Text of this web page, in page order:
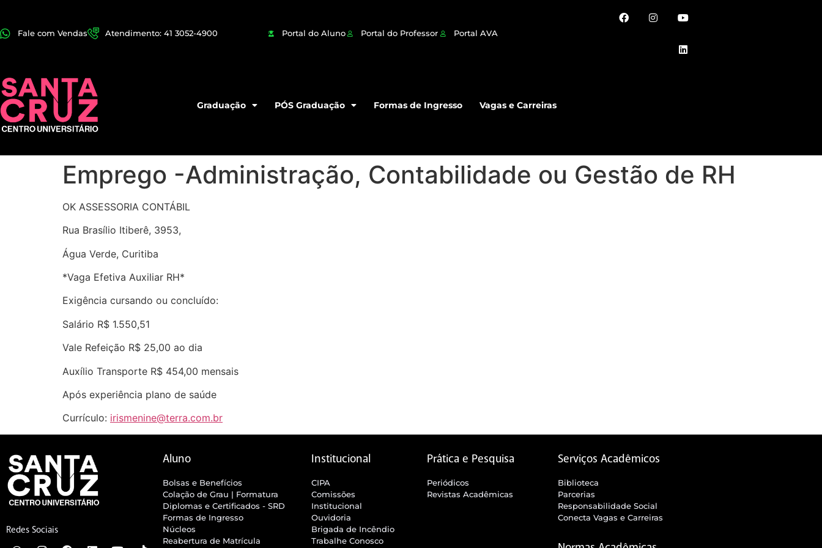
Fale com Vendas Atendimento: 41 3052-4900 Portal do Aluno Portal do Professor Portal AVA
Graduação PÓS Graduação Formas de Ingresso Vagas e Carreiras
Emprego -Administração, Contabilidade ou Gestão de RH
OK ASSESSORIA CONTÁBIL
Rua Brasílio Itiberê, 3953,
Água Verde, Curitiba
*Vaga Efetiva Auxiliar RH*
Exigência cursando ou concluído:
Salário R$ 1.550,51
Vale Refeição R$ 25,00 ao dia
Auxílio Transporte R$ 454,00 mensais
Após experiência plano de saúde
Currículo: irismenine@terra.com.br
Redes Sociais
Aluno
Bolsas e Benefícios
Colação de Grau | Formatura
Diplomas e Certificados - SRD
Formas de Ingresso
Núcleos
Reabertura de Matrícula
Institucional
CIPA
Comissões
Institucional
Ouvidoria
Brigada de Incêndio
Trabalhe Conosco
Prática e Pesquisa
Periódicos
Revistas Acadêmicas
Serviços Acadêmicos
Biblioteca
Parcerias
Responsabilidade Social
Conecta Vagas e Carreiras